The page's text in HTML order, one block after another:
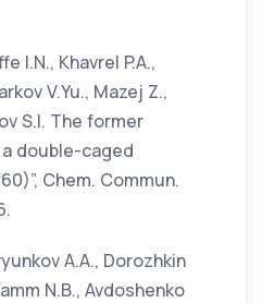
I.N., Khavrel P.A.,
V.Yu., Mazej Z.,
S.I. The former
a double-caged
Chem. Commun.
A.A., Dorozhkin
N.B., Avdoshenko